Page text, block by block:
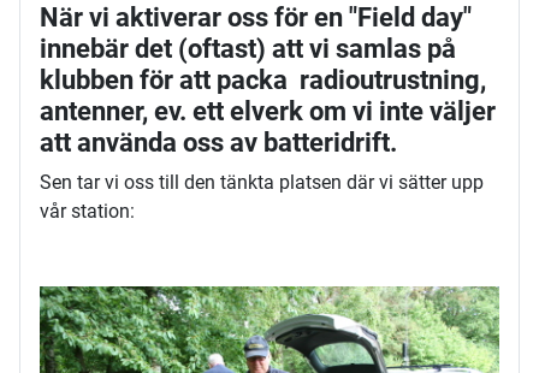
När vi aktiverar oss för en "Field day"
innebär det (oftast) att vi samlas på
klubben för att packa radioutrustning,
antenner, ev. ett elverk om vi inte väljer
att använda oss av batteridrift.
Sen tar vi oss till den tänkta platsen där vi sätter upp
vår station: